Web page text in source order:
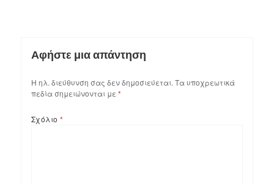
Αφήστε μια απάντηση
Η ηλ. διεύθυνση σας δεν δημοσιεύεται. Τα υποχρεωτικά
πεδία σημειώνονται με *
Σχόλιο *